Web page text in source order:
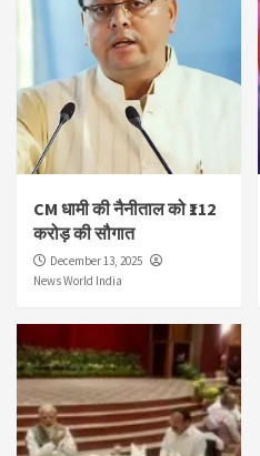
CM धामी की नैनीताल को ₹112
करोड़ की सौगात
December 13, 2025
News World India